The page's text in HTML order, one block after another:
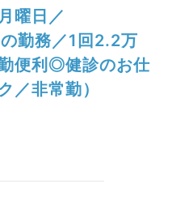
曜日／
勤務／1回2.2万
便利◎健診のお仕
／非常勤）